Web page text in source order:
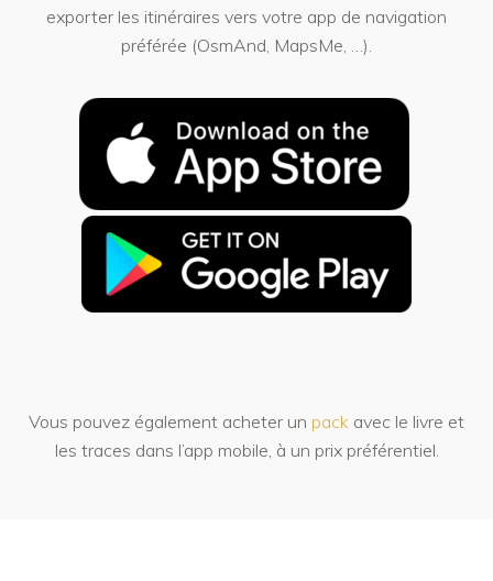
exporter les itinéraires vers votre app de navigation
préférée (OsmAnd, MapsMe, …).
Vous pouvez également acheter un pack avec le livre et
les traces dans l’app mobile, à un prix préférentiel.